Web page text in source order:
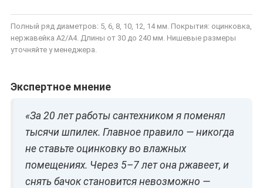
Полный ряд диаметров: 5, 6, 8, 10, 12, 14 мм. Покрытия: оцинковка,
нержавейка A2/A4. Длины от 30 до 240 мм. Нишевые размеры
уточняйте у менеджера.
Экспертное мнение
«За 20 лет работы сантехником я поменял
тысячи шпилек. Главное правило — никогда
не ставьте оцинковку во влажных
помещениях. Через 5–7 лет она ржавеет, и
снять бачок становится невозможно —